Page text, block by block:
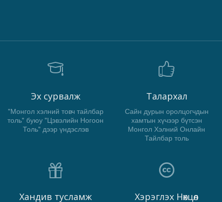
Эх сурвалж
"Монгол хэлний товч тайлбар
толь" буюу "Цэвэлийн Ногоон
Толь" дээр үндэслэв
Талархал
Сайн дурын оролцогчдын
хамтын хүчээр бүтсэн
Монгол Хэлний Онлайн
Тайлбар толь
Хандив тусламж Хэрэглэх Нөхцөл